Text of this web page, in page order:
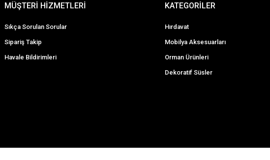
MÜŞTERİ HİZMETLERİ
Sıkça Sorulan Sorular
Sipariş Takip
Havale Bildirimleri
KATEGORİLER
Hırdavat
Mobilya Aksesuarları
Orman Ürünleri
Dekoratif Süsler